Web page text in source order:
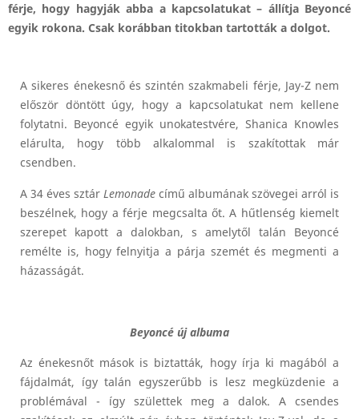
férje, hogy hagyják abba a kapcsolatukat – állítja Beyoncé
egyik rokona. Csak korábban titokban tartották a dolgot.
A sikeres énekesnő és szintén szakmabeli férje, Jay-Z nem
először döntött úgy, hogy a kapcsolatukat nem kellene
folytatni. Beyoncé egyik unokatestvére, Shanica Knowles
elárulta, hogy több alkalommal is szakítottak már
csendben.
A 34 éves sztár Lemonade című albumának szövegei arról is
beszélnek, hogy a férje megcsalta őt. A hűtlenség kiemelt
szerepet kapott a dalokban, s amelytől talán Beyoncé
remélte is, hogy felnyitja a párja szemét és megmenti a
házasságát.
Beyoncé új albuma
Az énekesnőt mások is biztatták, hogy írja ki magából a
fájdalmát, így talán egyszerűbb is lesz megküzdenie a
problémával - így születtek meg a dalok. A csendes